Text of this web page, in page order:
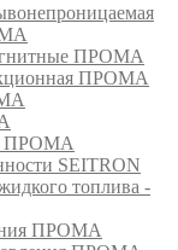
ПРОМА
ПРОМА
ПРОМА
SEITRON
топлива -
ПРОМА